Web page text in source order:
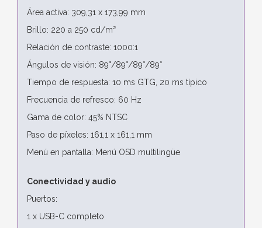
Área activa: 309,31 x 173,99 mm
Brillo: 220 a 250 cd/m²
Relación de contraste: 1000:1
Ángulos de visión: 89°/89°/89°/89°
Tiempo de respuesta: 10 ms GTG, 20 ms típico
Frecuencia de refresco: 60 Hz
Gama de color: 45% NTSC
Paso de píxeles: 161,1 x 161,1 mm
Menú en pantalla: Menú OSD multilingüe
Conectividad y audio
Puertos:
1 x USB-C completo